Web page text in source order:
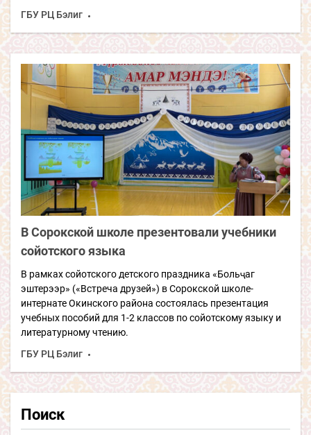
ГБУ РЦ Бэлиг
В Сорокской школе презентовали учебники
сойотского языка
В рамках сойотского детского праздника «Больҷаг
эштерээр» («Встреча друзей») в Сорокской школе-
интернате Окинского района состоялась презентация
учебных пособий для 1-2 классов по сойотскому языку и
литературному чтению.
ГБУ РЦ Бэлиг
Поиск